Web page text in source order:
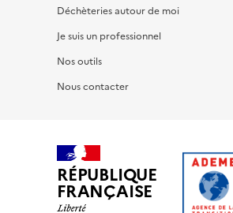
Déchèteries autour de moi
Je suis un professionnel
Nos outils
Nous contacter
RÉPUBLIQUE
FRANÇAISE